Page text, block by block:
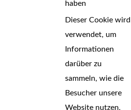
haben
Dieser Cookie wird
verwendet, um
Informationen
darüber zu
sammeln, wie die
Besucher unsere
Website nutzen.